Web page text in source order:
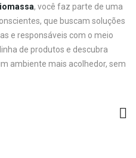
, você faz parte de uma
que buscam soluções
e responsáveis com o meio
de produtos e descubra
ambiente mais acolhedor, sem